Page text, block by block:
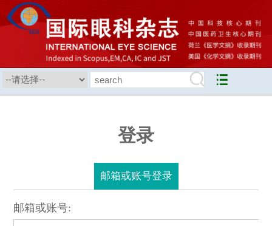
登录
邮箱或账号登录
邮箱或账号: